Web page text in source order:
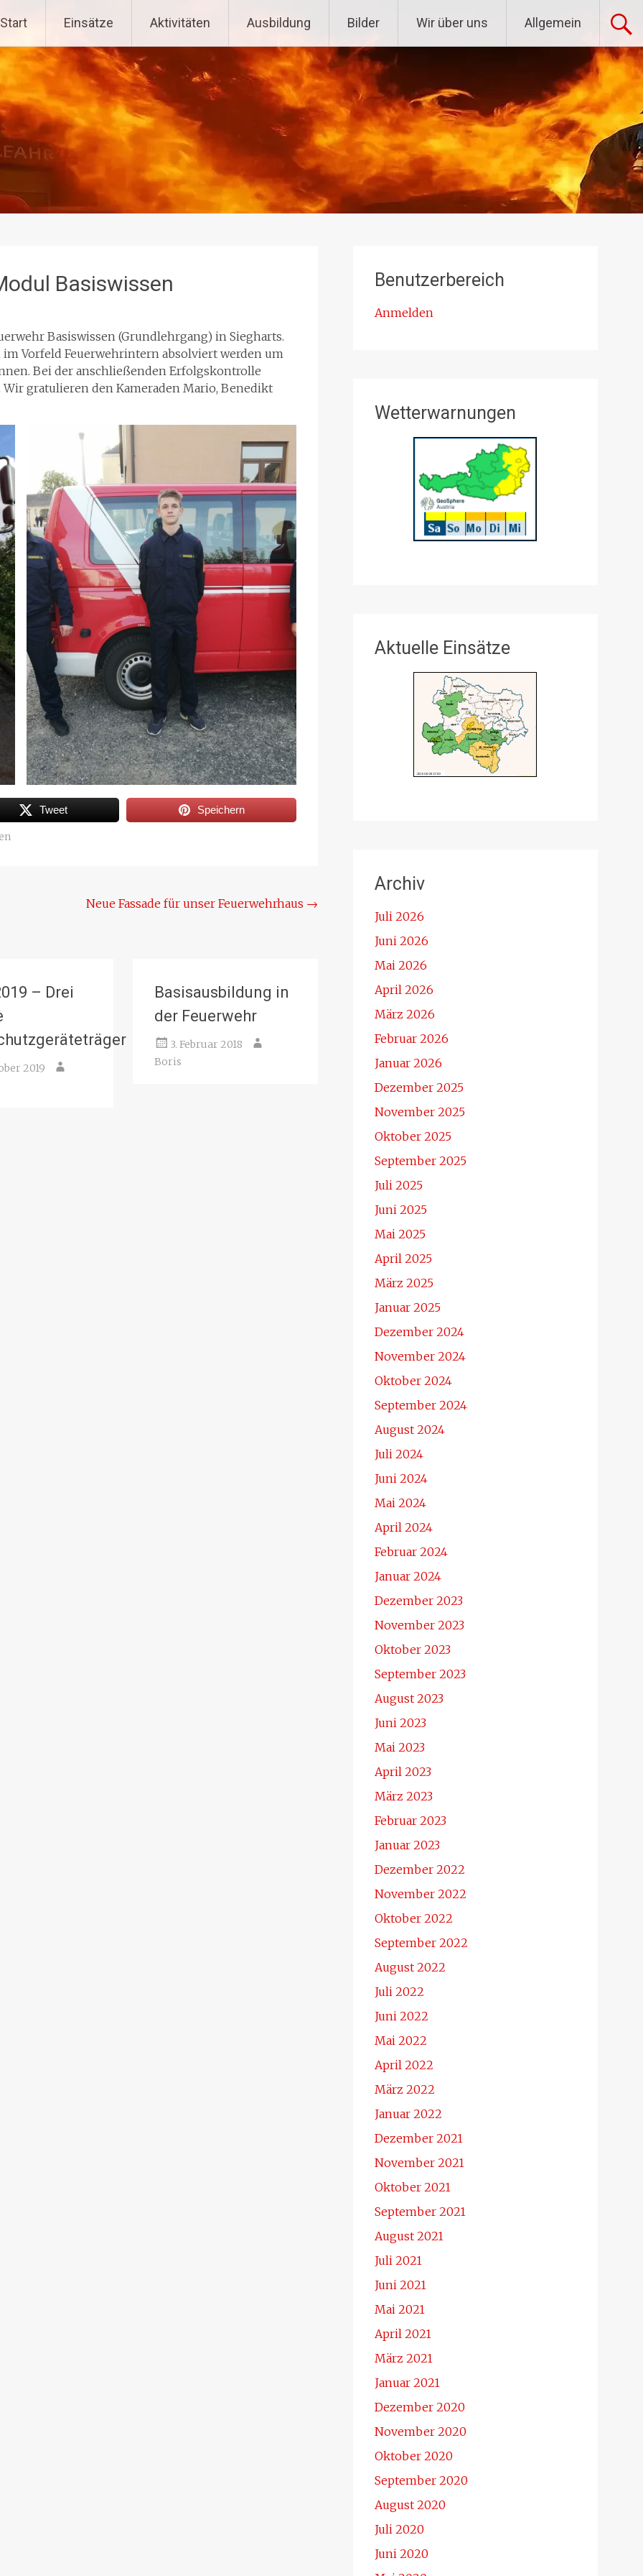
Wohlfahrts
Start Einsätze Aktivitäten Ausbildung Bilder Wir über uns Allgemein
Basiswissen
Basiswissen (Grundlehrgang) in Siegharts.
Vorfeld Feuerwehrintern absolviert werden um
Bei der anschließenden Erfolgskontrolle
gratulieren den Kameraden Mario, Benedikt
Tweet Speichern
Neue Fassade für unser Feuerwehrhaus →
– Drei
2019
Basisausbildung in
der Feuerwehr
3. Februar 2018
Boris
Benutzerbereich
Anmelden
Wetterwarnungen
Aktuelle Einsätze
Archiv
Juli 2026
Juni 2026
Mai 2026
April 2026
März 2026
Februar 2026
Januar 2026
Dezember 2025
November 2025
Oktober 2025
September 2025
Juli 2025
Juni 2025
Mai 2025
April 2025
März 2025
Januar 2025
Dezember 2024
November 2024
Oktober 2024
September 2024
August 2024
Juli 2024
Juni 2024
Mai 2024
April 2024
Februar 2024
Januar 2024
Dezember 2023
November 2023
Oktober 2023
September 2023
August 2023
Juni 2023
Mai 2023
April 2023
März 2023
Februar 2023
Januar 2023
Dezember 2022
November 2022
Oktober 2022
September 2022
August 2022
Juli 2022
Juni 2022
Mai 2022
April 2022
März 2022
Januar 2022
Dezember 2021
November 2021
Oktober 2021
September 2021
August 2021
Juli 2021
Juni 2021
Mai 2021
April 2021
März 2021
Januar 2021
Dezember 2020
November 2020
Oktober 2020
September 2020
August 2020
Juli 2020
Juni 2020